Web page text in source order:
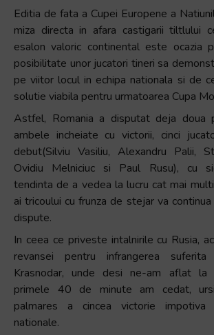
Editia de fata a Cupei Europene a
miza directa in afara castigarii tiltlului
esalon valoric continental este ocazia
posibilitate unor jucatori tineri sa
pe viitor locul in echipa nationala si de
solutie viabila pentru urmatoarea Cupa
Astfel, Romania a disputat deja doua
ambele incheiate cu victorii, cinci
debut(Silviu Vasiliu, Alexandru Palii,
Ovidiu Melniciuc si Paul Rusu), cu
tendinta de a vedea la lucru cat mai
ai tricoului cu frunza de stejar va
dispute.
In ceea ce priveste intalnirile cu Rusia,
revansei pentru infrangerea
Krasnodar, unde desi ne-am aflat la
primele 40 de minute am cedat,
palmares a cincea victorie impotiva
nationale.